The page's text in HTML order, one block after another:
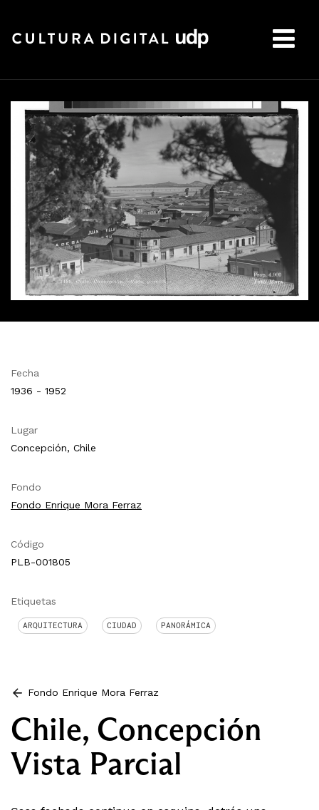
Fecha
1936 - 1952
Lugar
Concepción, Chile
Fondo
Fondo Enrique Mora Ferraz
Código
PLB-001805
Etiquetas
ARQUITECTURA CIUDAD PANORÁMICA
Fondo Enrique Mora Ferraz
Chile, Concepción
Vista Parcial